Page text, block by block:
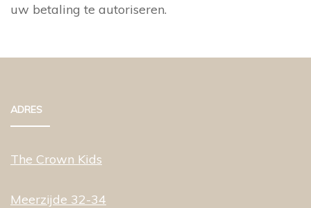
uw betaling te autoriseren.
ADRES
The Crown Kids
Meerzijde 32-34